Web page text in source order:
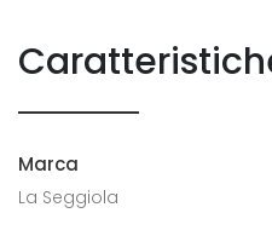
Marca
La Seggiola